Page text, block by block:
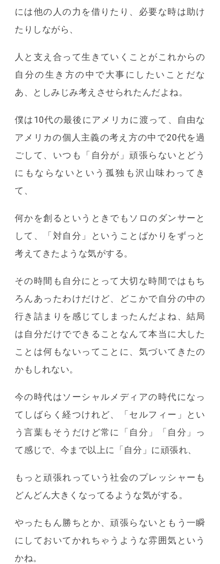
には他の人の力を借りたり、必要な時は助け
たりしながら、
人と支え合って生きていくことがこれからの
自分の生き方の中で大事にしたいことだな
あ、としみじみ考えさせられたんだよね。
僕は10代の最後にアメリカに渡って、自由な
アメリカの個人主義の考え方の中で20代を過
ごして、いつも「自分が」頑張らないとどう
にもならないという孤独も沢山味わってき
て、
何かを創るというときでもソロのダンサーと
して、「対自分」ということばかりをずっと
考えてきたような気がする。
その時間も自分にとって大切な時間ではもち
ろんあったわけだけど、どこかで自分の中の
行き詰まりを感じてしまったんだよね、結局
は自分だけでできることなんて本当に大した
ことは何もないってことに、気づいてきたの
かもしれない。
今の時代はソーシャルメディアの時代になっ
てしばらく経つけれど、「セルフィー」とい
う言葉もそうだけど常に「自分」「自分」っ
て感じで、今まで以上に「自分」に頑張れ、
もっと頑張れっていう社会のプレッシャーも
どんどん大きくなってるような気がする。
やったもん勝ちとか、頑張らないともう一瞬
にしておいてかれちゃうような雰囲気という
かね。